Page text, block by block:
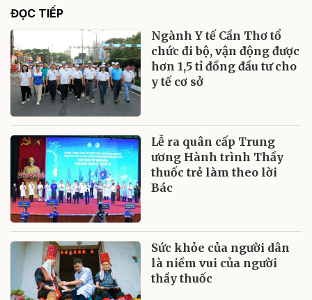
ĐỌC TIẾP
Ngành Y tế Cần Thơ tổ
chức đi bộ, vận động được
hơn 1,5 tỉ đồng đầu tư cho
y tế cơ sở
Lễ ra quân cấp Trung
ương Hành trình Thầy
thuốc trẻ làm theo lời
Bác
Sức khỏe của người dân
là niềm vui của người
thầy thuốc